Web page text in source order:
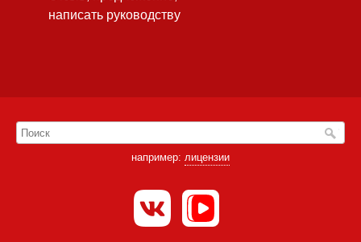
написать руководству
например: лицензии